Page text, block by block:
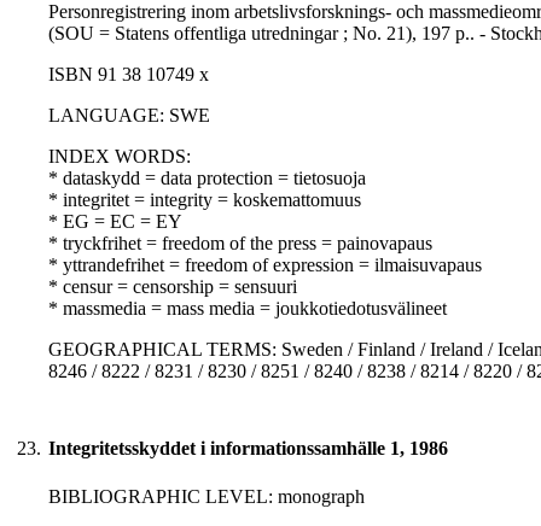
Personregistrering inom arbetslivsforsknings- och
(SOU = Statens offentliga utredningar ; No. 21), 197 p.. -
ISBN 91 38 10749 x
LANGUAGE: SWE
INDEX WORDS:
* dataskydd = data protection = tietosuoja
* integritet = integrity = koskemattomuus
* EG = EC = EY
* tryckfrihet = freedom of the press = painovapaus
* yttrandefrihet = freedom of expression = ilmaisuvapaus
* censur = censorship = sensuuri
* massmedia = mass media = joukkotiedotusvälineet
GEOGRAPHICAL TERMS: Sweden / Finland / Ireland /
8246 / 8222 / 8231 / 8230 / 8251 / 8240 / 8238 / 8214 / 8220 /
23. Integritetsskyddet i informationssamhälle 1, 1986
BIBLIOGRAPHIC LEVEL: monograph